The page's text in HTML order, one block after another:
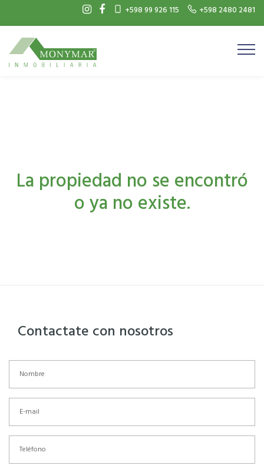
+598 99 926 115 +598 2480 2481
La propiedad no se encontró
o ya no existe.
Contactate con nosotros